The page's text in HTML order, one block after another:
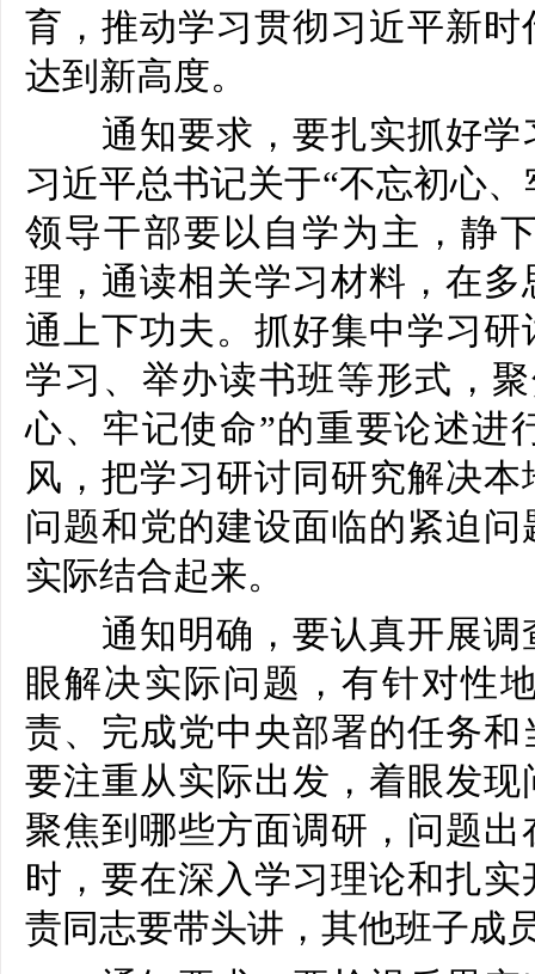
育，推动学习贯彻习近平新
达到新高度。
通知要求，要扎实抓好学
习近平总书记关于“不忘初心
领导干部要以自学为主，静
理，通读相关学习材料，在
通上下功夫。抓好集中学习
学习、举办读书班等形式，
心、牢记使命”的重要论述进
风，把学习研讨同研究解决
问题和党的建设面临的紧迫
实际结合起来。
通知明确，要认真开展调
眼解决实际问题，有针对性
责、完成党中央部署的任务
要注重从实际出发，着眼发
聚焦到哪些方面调研，问题
时，要在深入学习理论和扎
责同志要带头讲，其他班子成